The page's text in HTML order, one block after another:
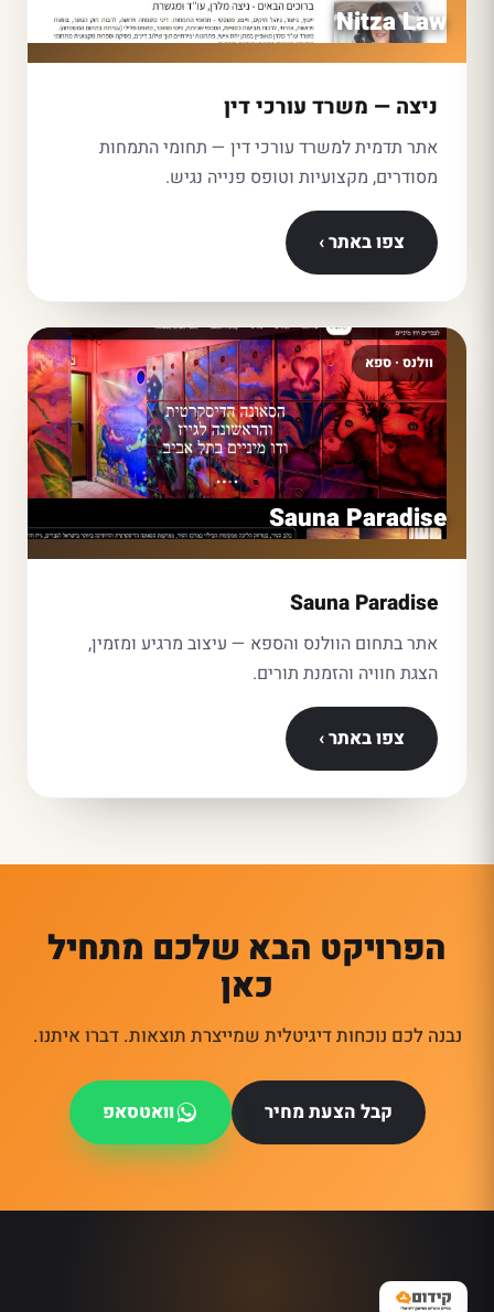
Nitza Law
ניצה — משרד עורכי דין
אתר תדמית למשרד עורכי דין — תחומי התמחות
מסודרים, מקצועיות וטופס פנייה נגיש.
צפו באתר ›
וולנס · ספא
Sauna Paradise
Sauna Paradise
אתר בתחום הוולנס והספא — עיצוב מרגיע ומזמין,
הצגת חוויה והזמנת תורים.
צפו באתר ›
הפרויקט הבא שלכם מתחיל
כאן
נבנה לכם נוכחות דיגיטלית שמייצרת תוצאות. דברו איתנו.
קבל הצעת מחיר וואטסאפ